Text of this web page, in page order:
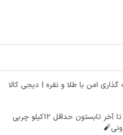
گذاری امن با طلا و نقره | دیجی کالا
از الان تا آخر تابستون حداقل 12کیلو چربی